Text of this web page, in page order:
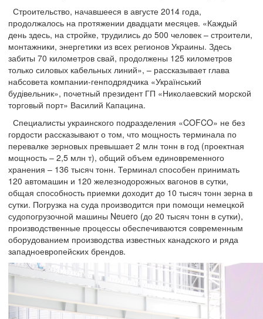
Строительство, начавшееся в августе 2014 года,
продолжалось на протяжении двадцати месяцев. «Каждый
день здесь, на стройке, трудились до 500 человек – строители,
монтажники, энергетики из всех регионов Украины. Здесь
забиты 70 километров свай, продолжены 125 километров
только силовых кабельных линий», – рассказывает глава
набсовета компании-генподрядчика «Український
будівельник», почетный президент ГП «Николаевский морской
торговый порт» Василий Капацина.
Специалисты украинского подразделения «COFCO» не без
гордости рассказывают о том, что мощность терминала по
перевалке зерновых превышает 2 млн тонн в год (проектная
мощность – 2,5 млн т), общий объем единовременного
хранения – 136 тысяч тонн. Терминал способен принимать
120 автомашин и 120 железнодорожных вагонов в сутки,
общая способность приемки доходит до 10 тысяч тонн зерна в
сутки. Погрузка на суда производится при помощи немецкой
судопогрузочной машины Neuero (до 20 тысяч тонн в сутки),
производственные процессы обеспечиваются современным
оборудованием производства известных канадского и ряда
западноевропейских брендов.